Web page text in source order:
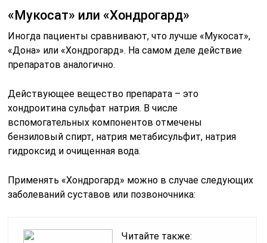
«Мукосат» или «Хондрогард»
Иногда пациенты сравнивают, что лучше «Мукосат»,
«Дона» или «Хондрогард». На самом деле действие
препаратов аналогично.
Действующее вещество препарата – это
хондроитина сульфат натрия. В числе
вспомогательных компонентов отмечены
бензиловый спирт, натрия метабисульфит, натрия
гидроксид и очищенная вода.
Применять «Хондрогард» можно в случае следующих
заболеваний суставов или позвоночника:
Читайте также: